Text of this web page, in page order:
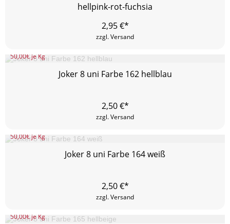
hellpink-rot-fuchsia
zzgl. Versand
2,95€*
50,00€ je Kg
Joker 8 uni Farbe 162 hellblau
zzgl. Versand
2,50€*
50,00€ je Kg
Joker 8 uni Farbe 164 weiß
zzgl. Versand
2,50€*
50,00€ je Kg